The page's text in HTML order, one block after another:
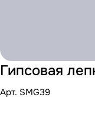
Гипсовая
Арт. SMG39